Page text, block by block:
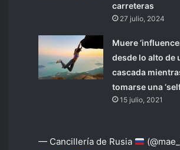
carreteras
27 julio, 2024
Muere
desde lo alto de
cascada
tomarse una
15 julio, 2021
— Cancillería de Rusia